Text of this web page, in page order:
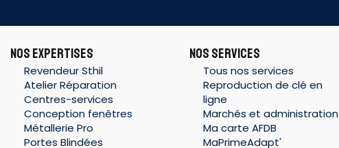
NOS EXPERTISES
Revendeur Sthil
Atelier Réparation
Centres-services
Conception fenêtres
Métallerie Pro
Portes Blindées
NOS SERVICES
Tous nos services
Reproduction de clé en
ligne
Marchés et administration
Ma carte AFDB
MaPrimeAdapt'